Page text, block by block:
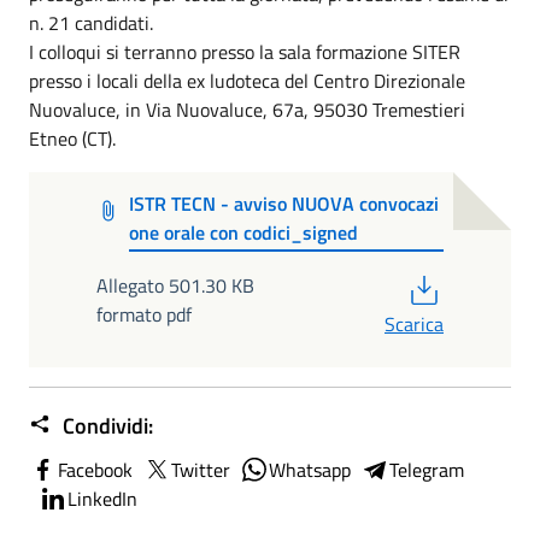
n. 21 candidati.
I colloqui si terranno presso la sala formazione SITER
presso i locali della ex ludoteca del Centro Direzionale
Nuovaluce, in Via Nuovaluce, 67a, 95030 Tremestieri
Etneo (CT).
ISTR TECN - avviso NUOVA convocazi
one orale con codici_signed
Allegato 501.30 KB
formato pdf
Scarica
Condividi:
Facebook Twitter Whatsapp
Telegram
LinkedIn